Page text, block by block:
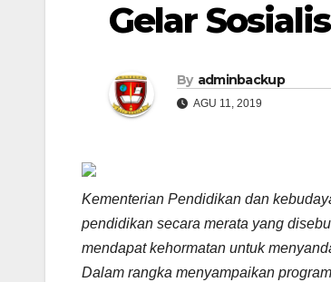
Gelar
By adminbackup
AGU 11, 2019
Kementerian Pendidikan dan
pendidikan secara merata yang
mendapat kehormatan untuk
Dalam rangka menyampaikan